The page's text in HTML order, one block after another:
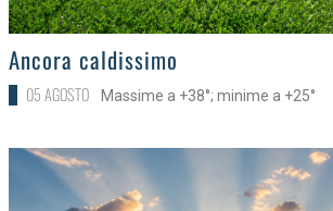
>
Ancora caldissimo
05 AGOSTO Massime a +38°; minime a +25°